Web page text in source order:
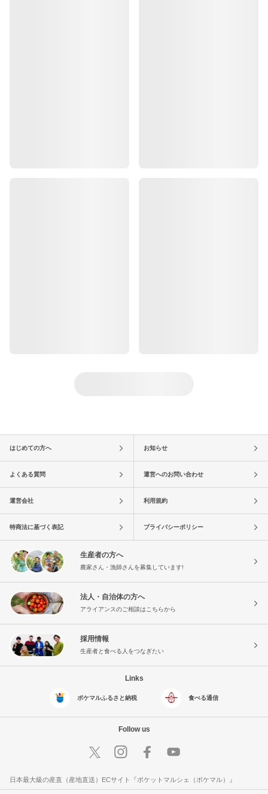
はじめての方へ お知らせ
よくある質問 運営へのお問い合わせ
運営会社 利用規約
特商法に基づく表記 プライバシーポリシー
生産者の方へ
農家さん・漁師さんを募集しています!
法人・自治体の方へ
アライアンスのご相談はこちらから
採用情報
生産者と食べる人をつなぎたい
Links
ポケマルふるさと納税 食べる通信
Follow us
日本最大級の産直（産地直送）ECサイト『ポケットマルシェ（ポケマル）』